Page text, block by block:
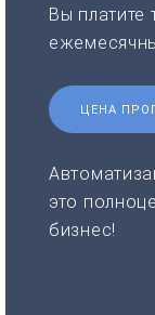
Вы платите
ЦЕНА
это
бизнес!